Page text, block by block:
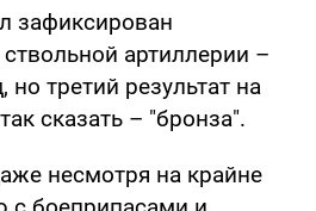
зафиксирован
ствольной артиллерии –
но третий результат на
сказать – "бронза".
несмотря на крайне